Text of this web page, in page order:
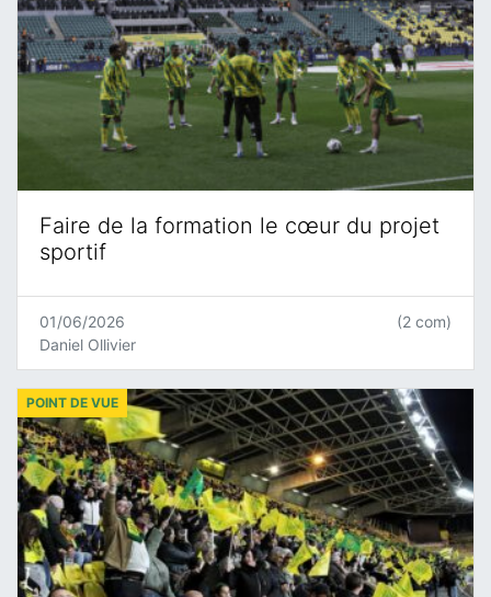
Faire de la formation le cœur du projet
sportif
01/06/2026
Daniel Ollivier
(2 com)
POINT DE VUE